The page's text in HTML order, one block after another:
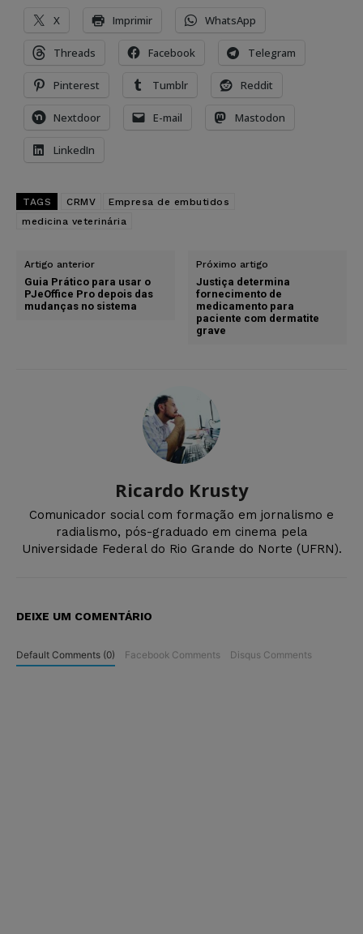
X Imprimir WhatsApp
Threads Facebook Telegram
Pinterest Tumblr Reddit
Nextdoor E-mail Mastodon
LinkedIn
TAGS CRMV
Empresa de embutidos
medicina veterinária
Artigo anterior
Guia Prático para usar o
PJeOffice Pro depois das
mudanças no sistema
Próximo artigo
Justiça determina
fornecimento de
medicamento para
paciente com dermatite
grave
Ricardo Krusty
Comunicador social com formação em jornalismo e
radialismo, pós-graduado em cinema pela
Universidade Federal do Rio Grande do Norte (UFRN).
DEIXE UM COMENTÁRIO
Default Comments (0) Facebook Comments Disqus Comments